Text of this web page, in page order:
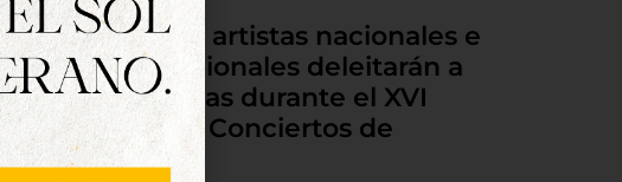
Grandes artistas nacionales e
internacionales deleitarán a
Tordesillas durante el XVI
Ciclo de Conciertos de
Órgano